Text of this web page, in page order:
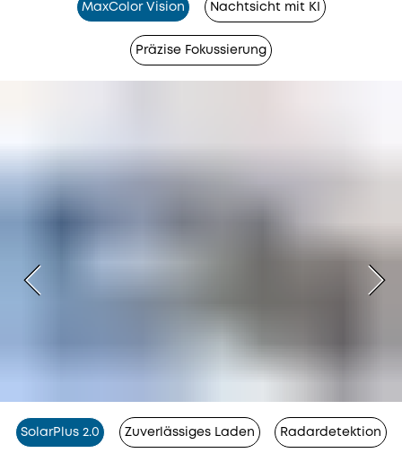
MaxColor Vision Nachtsicht mit KI
Präzise Fokussierung
SolarPlus 2.0 Zuverlässiges Laden Radardetektion